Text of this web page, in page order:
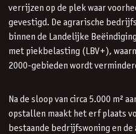
verrijzen op de plek waar
gevestigd. De agrarische
binnen de Landelijke
met piekbelasting (LBV+),
2000-gebieden wordt
Na de sloop van circa 5.000 m²
opstallen maakt het erf plaats
bestaande bedrijfswoning en